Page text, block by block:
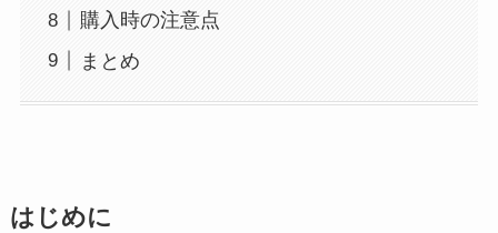
購入時の注意点
まとめ
はじめに